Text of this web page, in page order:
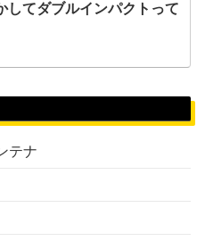
してダブルインパクトって
テナ